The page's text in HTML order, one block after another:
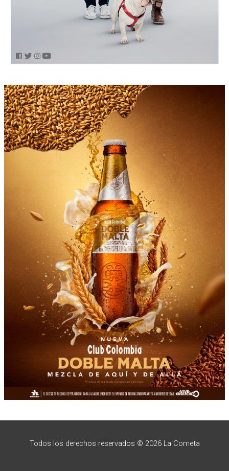
Todos los derechos reservados © 2026 La Cometa